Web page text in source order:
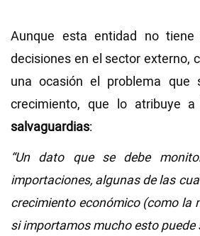
Aunque esta entidad no
decisiones en el sector externo,
una ocasión el problema que
crecimiento, que lo atribuye
salvaguardias:
“Un dato que se debe
importaciones, algunas de las
crecimiento económico (como la
si importamos mucho esto